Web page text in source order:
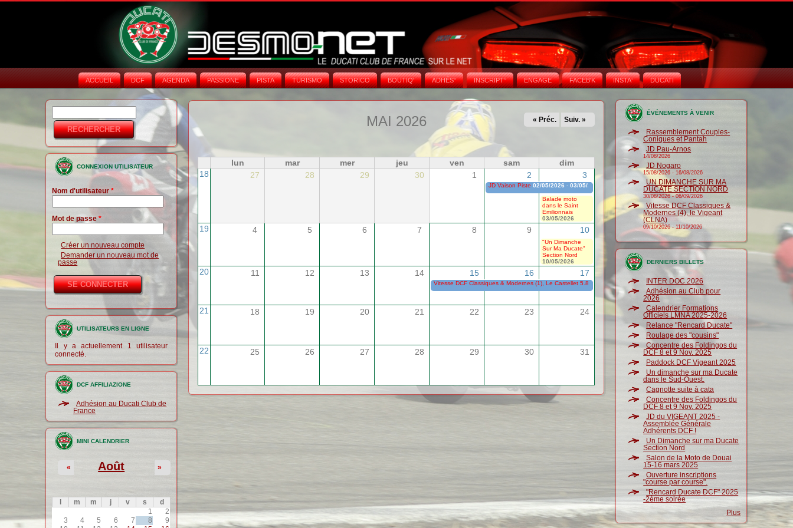
ACCUEIL DCF AGENDA PASSIONE PISTA TURISMO STORICO BOUTIQ' ADHÉS° INSCRIPT° ENGAGE FACEB'K INSTA‘ DUCATI
Formulaire de
recherche
CONNEXION UTILISATEUR
Nom d'utilisateur*
Mot de passe*
Créer un nouveau compte
Demander un nouveau mot de
passe
UTILISATEURS EN LIGNE
Il y a actuellement 1 utilisateur
connecté.
DCF AFFILIAZIONE
Adhésion au Ducati Club de
France
MINI CALENDRIER
Août
« »
m m j v s
d
1
2
3
4 5 6 7 8
9
MAI 2026 « Préc. Suiv. »
lun mar mer jeu ven sam
dim
18
27 28 29 30 1 2 3
JD Vaison Piste 02/05/2026 -03/05/2026
Balade moto
dans le Saint
Emilionnais
03/05/2026
19 4 5 6 7 8 9 10
"Un Dimanche
Sur Ma Ducate"
Section Nord
10/05/2026
20 11 12 13 14 15 16 17
Vitesse DCF Classiques & Modernes (1), Le Castellet 5.8 (Sunday Ride Classic) 15/05/2026-17/05/2026
21 18 19 20 21 22 23 24
22 25 26 27 28 29 30 31
ÉVÉNEMENTS À VENIR
Rassemblement Couples-
Coniques et Pantah
JD Pau-Arnos
14/08/2026
JD Nogaro
15/08/2026 -16/08/2026
UN DIMANCHE SUR MA
DUCATE SECTION NORD
30/08/2026-06/09/2026
Vitesse DCF Classiques &
Modernes (4), le Vigeant
(CLNA)
09/10/2026-11/10/2026
DERNIERS BILLETS
INTER DOC 2026
Adhésion au Club pour
2026
Calendrier Formations
Officiels LMNA 2025-2026
Relance "Rencard Ducate"
Roulage des "cousins"
Concentre des Foldingos du
DCF 8 et 9 Nov. 2025
Paddock DCF Vigeant 2025
Un dimanche sur ma Ducate
dans le Sud-Ouest.
Cagnotte suite à cata
Concentre des Foldingos du
DCF 8 et 9 Nov. 2025
JD du VIGEANT 2025 -
Assemblée Générale
Adhérents DCF !
Un Dimanche sur ma Ducate
Section Nord
Salon de la Moto de Douai
15-16 mars 2025
Ouverture inscriptions
"course par course".
"Rencard Ducate DCF" 2025
-2ème soirée
Plus